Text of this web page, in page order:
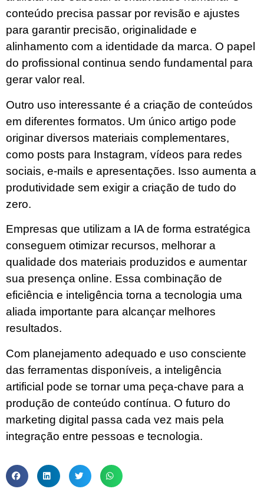
conteúdo precisa passar por revisão e ajustes
para garantir precisão, originalidade e
alinhamento com a identidade da marca. O papel
do profissional continua sendo fundamental para
gerar valor real.
Outro uso interessante é a criação de conteúdos
em diferentes formatos. Um único artigo pode
originar diversos materiais complementares,
como posts para Instagram, vídeos para redes
sociais, e-mails e apresentações. Isso aumenta a
produtividade sem exigir a criação de tudo do
zero.
Empresas que utilizam a IA de forma estratégica
conseguem otimizar recursos, melhorar a
qualidade dos materiais produzidos e aumentar
sua presença online. Essa combinação de
eficiência e inteligência torna a tecnologia uma
aliada importante para alcançar melhores
resultados.
Com planejamento adequado e uso consciente
das ferramentas disponíveis, a inteligência
artificial pode se tornar uma peça-chave para a
produção de conteúdo contínua. O futuro do
marketing digital passa cada vez mais pela
integração entre pessoas e tecnologia.